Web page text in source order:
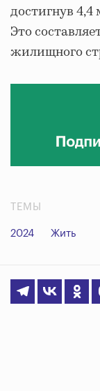
достигнув 4,4
Это
жилищного
ТЕМЫ
2024 Жить